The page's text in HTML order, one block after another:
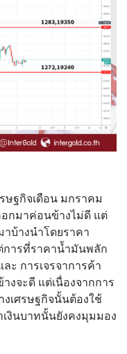
ษฐกิจเดือน มกราคม
กมาค่อนข้างไม่ดี แต่
บ้างนำโดยราคา
ารที่ราคาน้ำมันพลัก
ะ การเจรจาการค้า
งจะดี แต่เนื่องจากการ
เศรษฐกิจนั้นต้องใช้
เงินบาทนั้นยังคงมุมมอง